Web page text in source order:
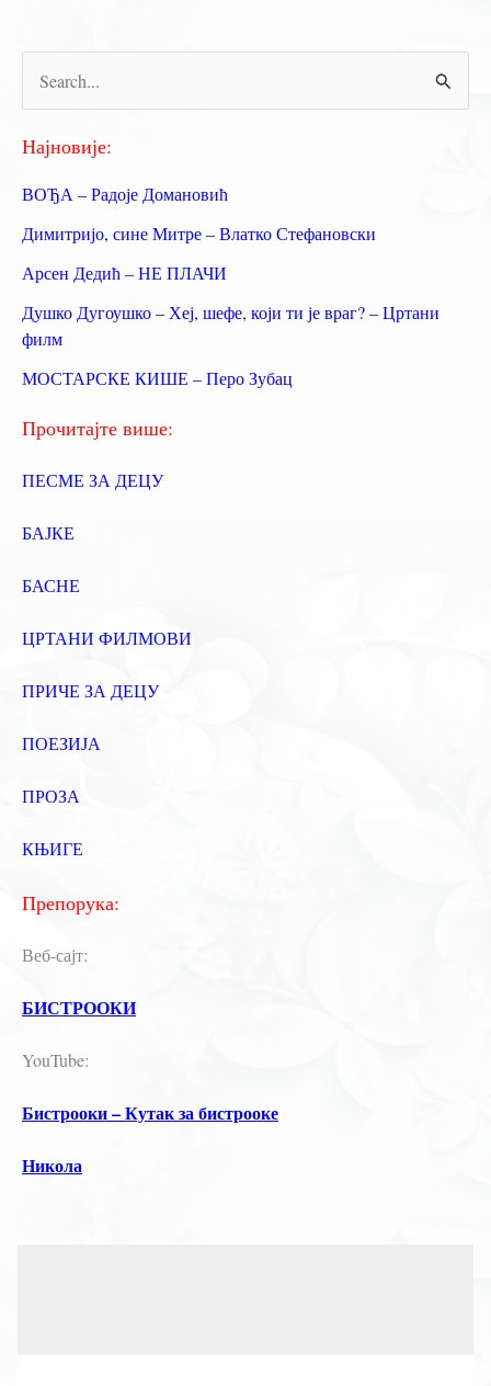
е
р
а
г
а
з
а
:
Најновије:
ВОЂА – Радоје Домановић
Димитријо, сине Митре – Влатко Стефановски
Арсен Дедић – НЕ ПЛАЧИ
Душко Дугоушко – Хеј, шефе, који ти је враг? – Цртани
филм
МОСТАРСКЕ КИШЕ – Перо Зубац
Прочитајте више:
ПЕСМЕ ЗА ДЕЦУ
БАЈКЕ
БАСНЕ
ЦРТАНИ ФИЛМОВИ
ПРИЧЕ ЗА ДЕЦУ
ПОЕЗИЈА
ПРОЗА
КЊИГЕ
Препорука:
Веб-сајт:
БИСТРООКИ
YouTube:
Бистрооки – Кутак за бистрооке
Никола